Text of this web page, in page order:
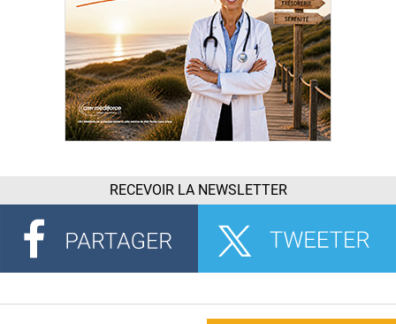
RECEVOIR LA NEWSLETTER